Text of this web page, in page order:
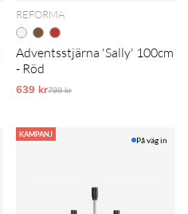
REFORMA
Adventsstjärna 'Sally' 100cm
- Röd
639 krOrdinarie pris:
799 kr
KAMPANJ
På väg in